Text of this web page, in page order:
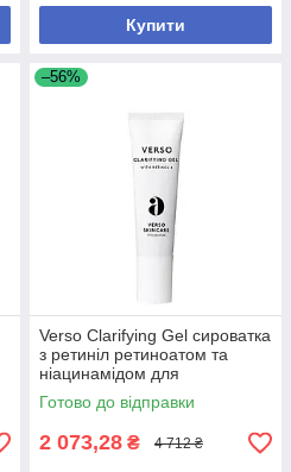
Купити
–56%
Verso Clarifying Gel сироватка
з ретиніл ретиноатом та
ніацинамідом для
проблемної шкіри, 30 мл (без
коробки, з набору)
Готово до відправки
2 073,28 ₴ 4 712 ₴